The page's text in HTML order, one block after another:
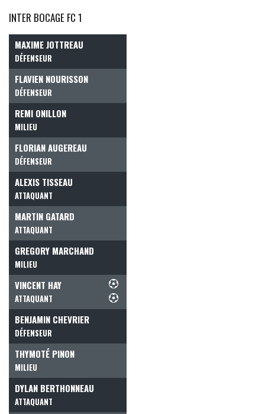
INTER BOCAGE FC 1
MAXIME JOTTREAU
DÉFENSEUR
FLAVIEN NOURISSON
DÉFENSEUR
REMI ONILLON
MILIEU
FLORIAN AUGEREAU
DÉFENSEUR
ALEXIS TISSEAU
ATTAQUANT
MARTIN GATARD
ATTAQUANT
GREGORY MARCHAND
MILIEU
VINCENT HAY
ATTAQUANT
BENJAMIN CHEVRIER
DÉFENSEUR
THYMOTÉ PINON
MILIEU
DYLAN BERTHONNEAU
ATTAQUANT